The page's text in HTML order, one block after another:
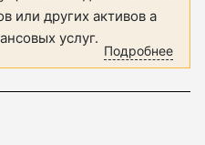
или других активов а
услуг.
Подробнее